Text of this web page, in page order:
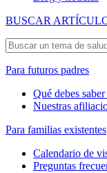
BUSCAR
Para futuros padres
Qué debes
Nuestras
Para familias existentes
Calendario de
Preguntas